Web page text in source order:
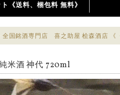
《送料、梱包料 無料》
国銘酒専門店 喜之助屋 桧森酒店 《
米酒 神代 720ml